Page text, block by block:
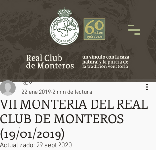
VII MONTERIA DEL REAL
CLUB DE MONTEROS
(19/01/2019)
RCM
22 ene 2019 2 min de lectura
Actualizado: 29 sept 2020